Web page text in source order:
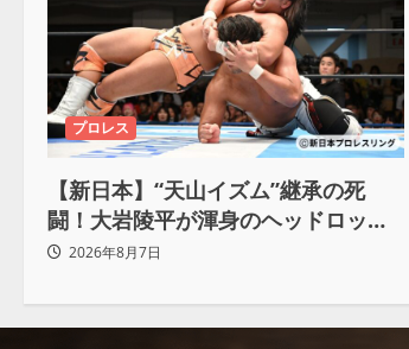
プロレス
【新日本】“天山イズム”継承の死
闘！大岩陵平が渾身のヘッドロック
で後藤洋央紀からタップ奪取 執念の
2026年8月7日